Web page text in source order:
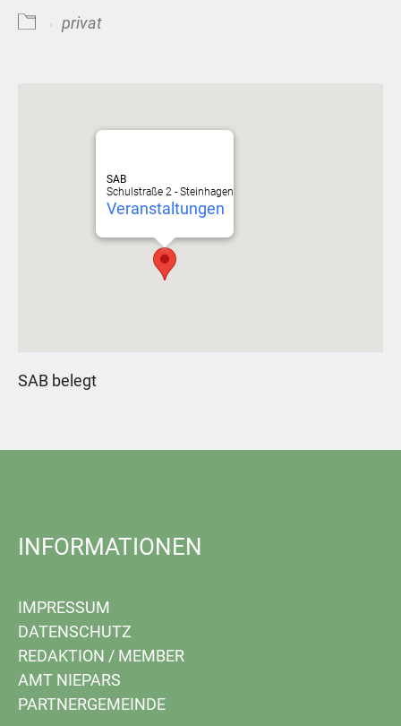
privat
SAB
Schulstraße 2 - Steinhagen
Veranstaltungen
SAB belegt
INFORMATIONEN
IMPRESSUM
DATENSCHUTZ
REDAKTION / MEMBER
AMT NIEPARS
PARTNERGEMEINDE